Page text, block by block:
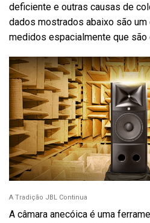
deficiente e outras causas de
dados mostrados abaixo são
medidos espacialmente que
A Tradição JBL Continua
A câmara anecóica é uma